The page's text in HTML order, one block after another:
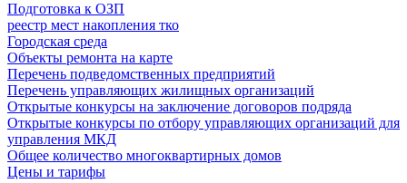
Подготовка к ОЗП
реестр мест накопления тко
Городская среда
Объекты ремонта на карте
Перечень подведомственных предприятий
Перечень управляющих жилищных организаций
Открытые конкурсы на заключение договоров подряда
Открытые конкурсы по отбору управляющих организаций для
управления МКД
Общее количество многоквартирных домов
Цены и тарифы